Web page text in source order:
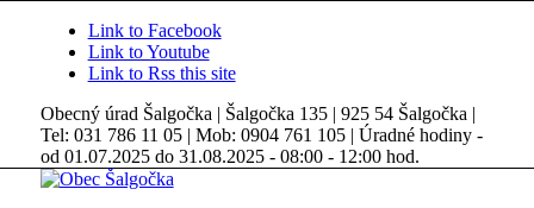
Link to Facebook
Link to Youtube
Link to Rss this site
Obecný úrad Šalgočka | Šalgočka 135 | 925 54 Šalgočka |
Tel: 031 786 11 05 | Mob: 0904 761 105 | Úradné hodiny -
od 01.07.2025 do 31.08.2025 - 08:00 - 12:00 hod.